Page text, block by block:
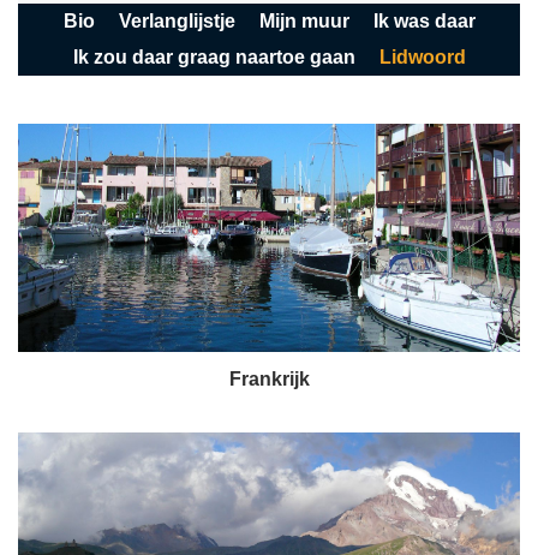
Bio Verlanglijstje Mijn muur
Ik was daar
Ik zou daar graag naartoe gaan
Lidwoord
Frankrijk